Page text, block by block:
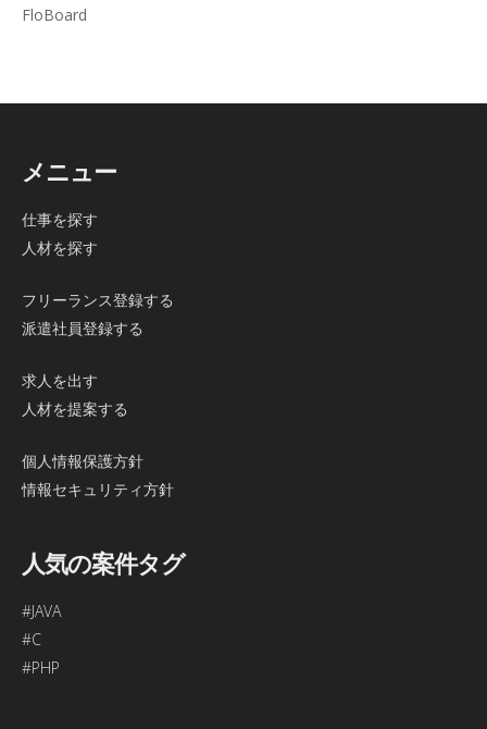
FloBoard
メニュー
仕事を探す
人材を探す
フリーランス登録する
派遣社員登録する
求人を出す
人材を提案する
個人情報保護方針
情報セキュリティ方針
人気の案件タグ
#JAVA
#C
#PHP